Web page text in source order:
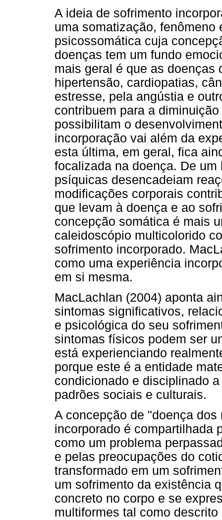
A ideia de sofrimento
uma somatização, fenômeno
psicossomática cuja
doenças tem um fundo
mais geral é que as doenças
hipertensão, cardiopatias,
estresse, pela angústia e
contribuem para a
possibilitam o
incorporação vai além da
esta última, em geral, fica
focalizada na doença. De
psíquicas desencadeiam
modificações corporais
que levam à doença e ao
concepção somática é mais
caleidoscópio multicolorido
sofrimento incorporado.
como uma experiência
em si mesma.
MacLachlan (2004) aponta
sintomas significativos,
e psicológica do seu
sintomas físicos podem ser
está experienciando
porque este é a entidade
condicionado e disciplinado
padrões sociais e culturais.
A concepção de "doença
incorporado é compartilhada
como um problema
e pelas preocupações do
transformado em um
um sofrimento da existência
concreto no corpo e se
multiformes tal como